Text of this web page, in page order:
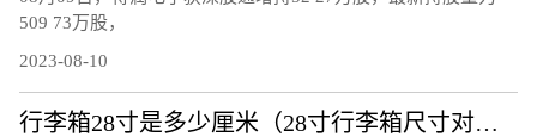
509 73万股，
2023-08-10
行李箱28寸是多少厘米（28寸行李箱尺寸对照表）